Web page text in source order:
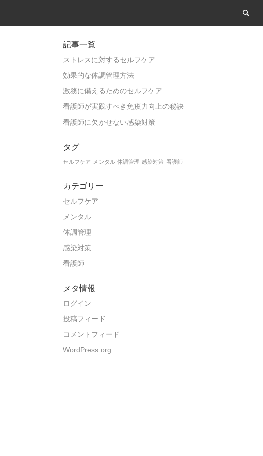
記事一覧
ストレスに対するセルフケア
効果的な体調管理方法
激務に備えるためのセルフケア
看護師が実践すべき免疫力向上の秘訣
看護師に欠かせない感染対策
タグ
セルフケア メンタル 体調管理 感染対策 看護師
カテゴリー
セルフケア
メンタル
体調管理
感染対策
看護師
メタ情報
ログイン
投稿フィード
コメントフィード
WordPress.org